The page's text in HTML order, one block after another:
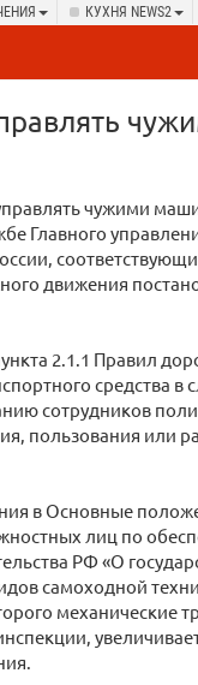
КУХНЯ NEWS2
чужими
Главного
движения
2.1.1 Правил
средства в
сотрудников
пользования или
в Основные
лиц по
РФ «О
самоходной
механические